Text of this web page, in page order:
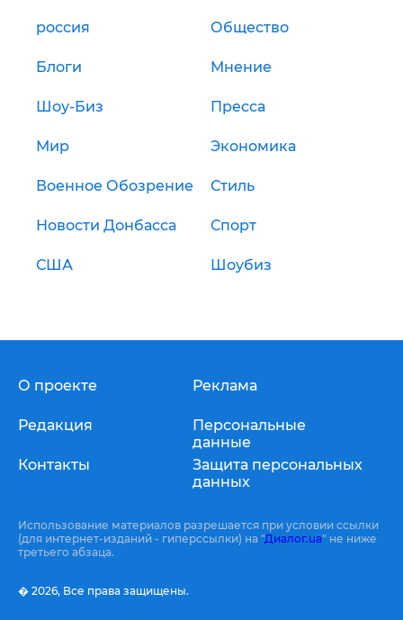
россия Общество
Блоги Мнение
Шоу-Биз Пресса
Мир Экономика
Военное Обозрение Стиль
Новости Донбасса Спорт
США Шоубиз
О проекте
Редакция
Контакты
Реклама
Персональные
данные
Защита персональных
данных
Использование материалов разрешается при условии ссылки
(для интернет-изданий - гиперссылки) на "Диалог.ua" не ниже
третьего абзаца.
� 2026, Все права защищены.